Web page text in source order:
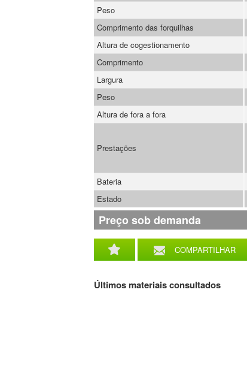
COMPARTILHAR
Peso
Comprimento das forquilhas
Altura de cogestionamento
Comprimento
Largura
Peso
Altura de fora a fora
Prestações
Bateria
Estado
Preço sob demanda
Últimos materiais consultados